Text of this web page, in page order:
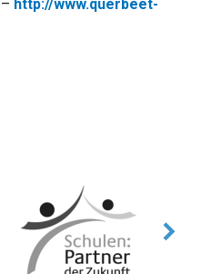
– http://www.querbeet-